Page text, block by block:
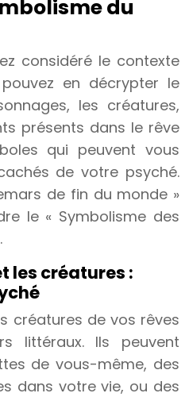
du
considéré le contexte
en décrypter le
les créatures,
présents dans le rêve
qui peuvent vous
de votre psyché.
de fin du monde »
le « Symbolisme des
les créatures :
créatures de vos rêves
littéraux. Ils peuvent
de vous-même, des
dans votre vie, ou des